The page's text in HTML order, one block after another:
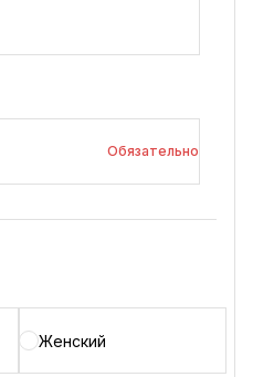
Обязательно
Женский